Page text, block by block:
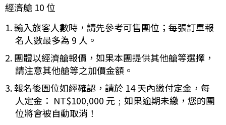
經濟艙 10 位
1. 輸入旅客人數時，請先參考可售團位；每張訂單報
名人數最多為 9 人。
2. 團體以經濟艙報價，如果本團提供其他艙等選擇，
請注意其他艙等之加價金額。
3. 報名後團位如經確認，請於 14 天內繳付定金，每
人定金： NT$100,000 元﹔如果逾期未繳，您的團
位將會被自動取消！